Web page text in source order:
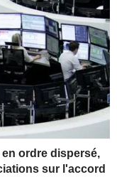
ordre dispersé,
sur l'accord